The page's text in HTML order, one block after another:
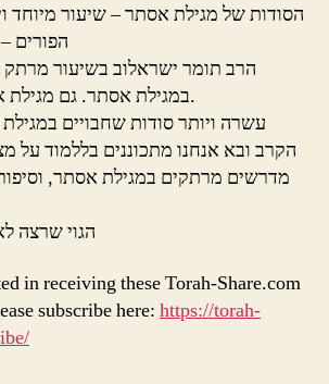
הסודות של מגילת אסתר – שיעור מיוחד
הפורים
הרב תומר ישראלוב בשיעור מרתק
במגילת אסתר. גם מגילת אסתר שאקטואלית.
עשרה ויותר סודות שחבויים
הקרב ובא אנחנו מתכוננים בללמוד על
מדרשים מרתקים במגילת אסתר,
הגוי שרצה
in receiving these Torah-Share.com
subscribe here: https://torah-